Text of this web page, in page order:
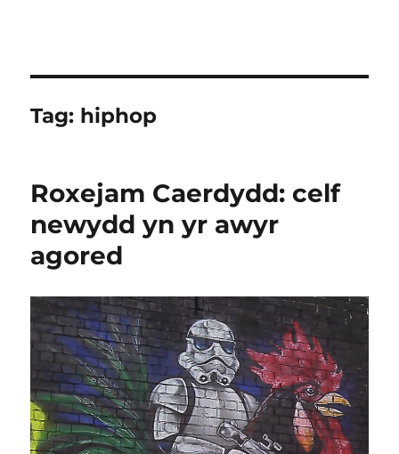
Tag: hiphop
Roxejam Caerdydd: celf
newydd yn yr awyr
agored